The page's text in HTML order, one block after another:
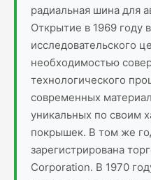
радиальная шина для
Открытие в 1969 году
исследовательского
необходимостью
технологического
современных
уникальных по своим
покрышек. В том же
зарегистрирована
Corporation. В 1970